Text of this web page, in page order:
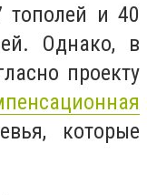
тополей и 40
Однако, в
проекту
которые